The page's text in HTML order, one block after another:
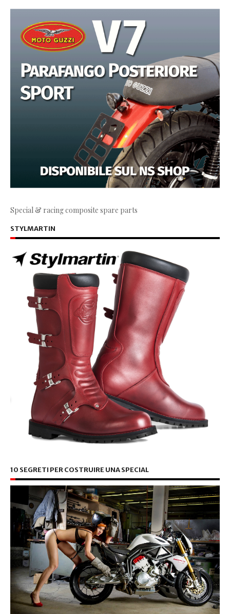
Special & racing composite spare parts
STYLMARTIN
10 SEGRETI PER COSTRUIRE UNA SPECIAL